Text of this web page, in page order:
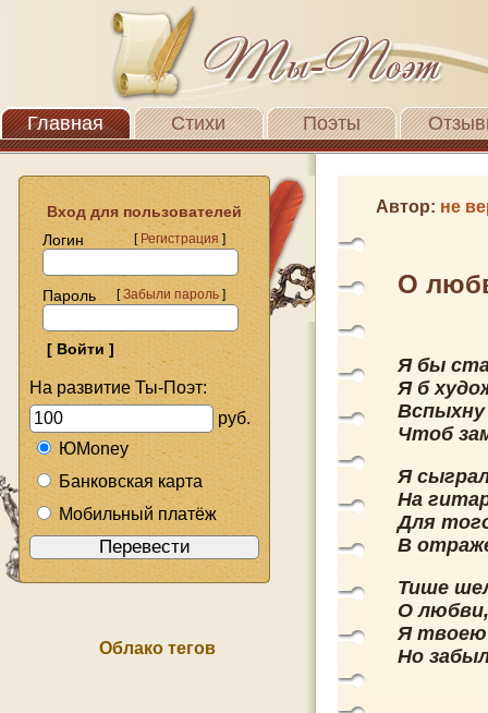
Главная Стихи Поэты
Вход для пользователей
Логин
[Регистрация]
Пароль [Забыли пароль]
На развитие Ты-Поэт:
руб.
ЮMoney
Банковская карта
Мобильный платёж
Облако тегов
Автор: не
О
Я бы
Я б
Вспыхну
Чтоб
Я
На
Для
В
Тише
О
Я
Но